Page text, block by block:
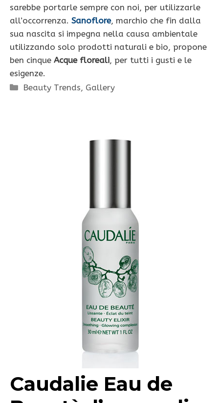
sarebbe portarle sempre con noi, per utilizzarle
all’occorrenza. Sanoflore, marchio che fin dalla
sua nascita si impegna nella causa ambientale
utilizzando solo prodotti naturali e bio, propone
ben cinque Acque floreali, per tutti i gusti e le
esigenze.
Categorie
Beauty Trends, Gallery
Caudalie Eau de